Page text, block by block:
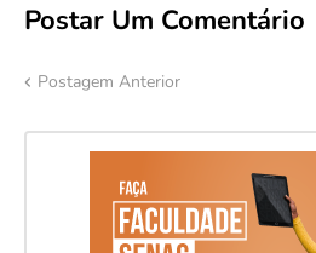
Postar Um Comentário
Postagem Anterior